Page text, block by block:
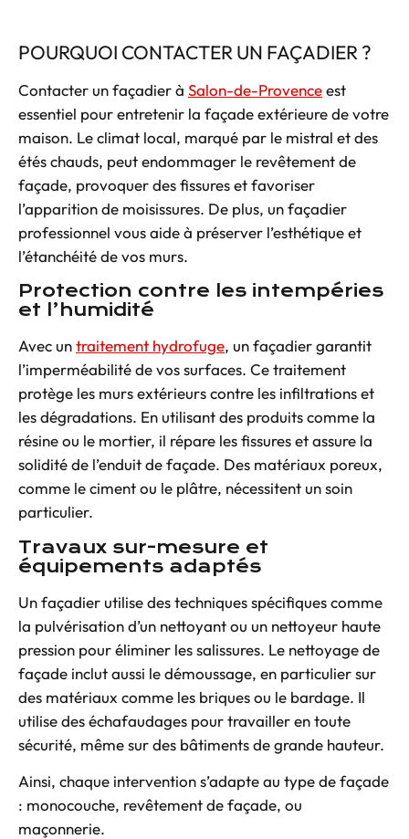
POURQUOI CONTACTER UN FAÇADIER ?
Contacter un façadier à Salon-de-Provenceest
essentiel pour entretenir la façade extérieure de votre
maison. Le climat local, marqué par le mistral et des
étés chauds, peut endommager le revêtement de
façade, provoquer desfissureset favoriser
l’apparition de moisissures. De plus, unfaçadier
professionnel vous aide à préserver l’esthétique et
l’étanchéité de vos murs.
Protection contre les intempéries
et l’humidité
Avec untraitement hydrofuge, un façadier garantit
l’imperméabilité de vos surfaces. Ce traitement
protège les murs extérieurs contre les infiltrations et
les dégradations. En utilisant des produits comme la
résine ou le mortier, il répare les fissures et assure la
solidité de l’enduit de façade. Des matériaux poreux,
comme le ciment ou le plâtre, nécessitent un soin
particulier.
Travaux sur-mesure et
équipements adaptés
Un façadier utilise des techniques spécifiques comme
la pulvérisation d’un nettoyant ou un nettoyeur haute
pression pour éliminer les salissures. Le nettoyage de
façade inclut aussi le démoussage, en particulier sur
des matériaux comme les briques ou le bardage. Il
utilise des échafaudages pour travailler en toute
sécurité, même sur des bâtiments de grande hauteur.
Ainsi, chaque intervention s’adapte au type de façade
: monocouche, revêtement de façade, ou
maçonnerie.